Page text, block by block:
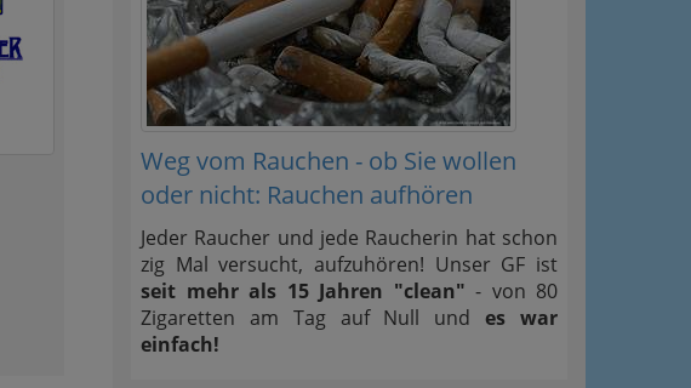
Weg vom Rauchen - ob Sie wollen
oder nicht: Rauchen aufhören
Jeder Raucher und jede Raucherin hat schon
zig Mal versucht, aufzuhören! Unser GF ist
seit mehr als 15 Jahren "clean" - von 80
Zigaretten am Tag auf Null undes war
einfach!